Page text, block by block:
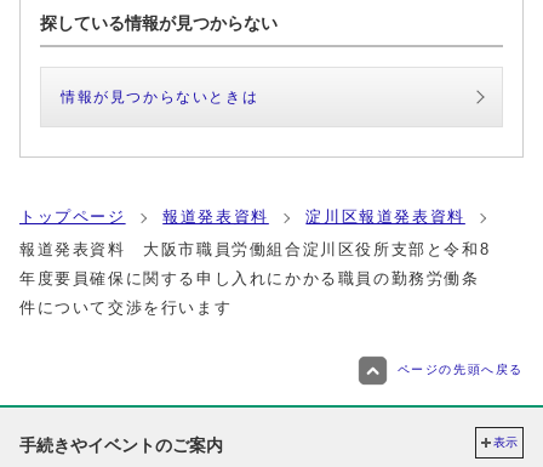
探している情報が見つからない
情報が見つからないときは
トップページ 報道発表資料
淀川区報道発表資料
報道発表資料 大阪市職員労働組合淀川区役所支部と令和8
年度要員確保に関する申し入れにかかる職員の勤務労働条
件について交渉を行います
ページの先頭へ戻る
手続きやイベントのご案内 表示